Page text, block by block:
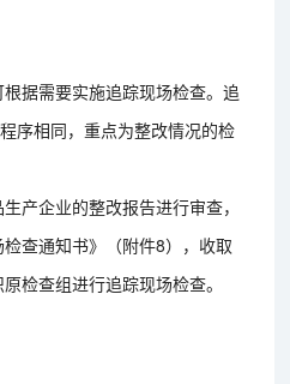
据需要实施追踪现场检查。追
序相同，重点为整改情况的检
产企业的整改报告进行审查，
查通知书》（附件8），收取
检查组进行追踪现场检查。